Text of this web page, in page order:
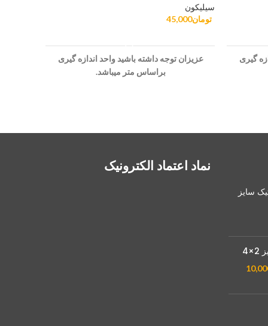
گیری
سیلیکون
تومان45,000
عزیزان توجه داشته باشید واحد اندازه گیری
براساس متر میباشد.
سایز
نماد اعتماد الکترونیک